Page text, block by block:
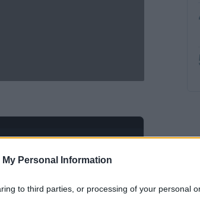
My Personal Information
to third parties, or processing of your personal